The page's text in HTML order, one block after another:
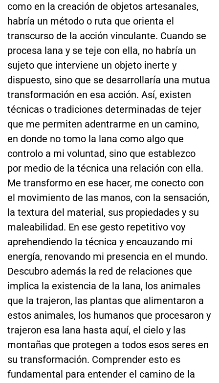
como en la creación de objetos artesanales,
habría un método o ruta que orienta el
transcurso de la acción vinculante. Cuando se
procesa lana y se teje con ella, no habría un
sujeto que interviene un objeto inerte y
dispuesto, sino que se desarrollaría una mutua
transformación en esa acción. Así, existen
técnicas o tradiciones determinadas de tejer
que me permiten adentrarme en un camino,
en donde no tomo la lana como algo que
controlo a mi voluntad, sino que establezco
por medio de la técnica una relación con ella.
Me transformo en ese hacer, me conecto con
el movimiento de las manos, con la sensación,
la textura del material, sus propiedades y su
maleabilidad. En ese gesto repetitivo voy
aprehendiendo la técnica y encauzando mi
energía, renovando mi presencia en el mundo.
Descubro además la red de relaciones que
implica la existencia de la lana, los animales
que la trajeron, las plantas que alimentaron a
estos animales, los humanos que procesaron y
trajeron esa lana hasta aquí, el cielo y las
montañas que protegen a todos esos seres en
su transformación. Comprender esto es
fundamental para entender el camino de la